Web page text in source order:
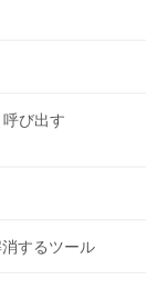
び出す
するツール